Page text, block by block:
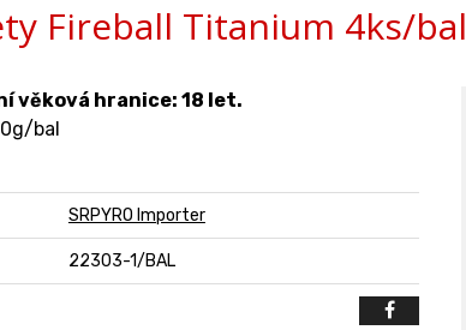
Fireball Titanium 4ks/bal
věková hranice: 18 let.
bal
SRPYRO Importer
22303-1/BAL